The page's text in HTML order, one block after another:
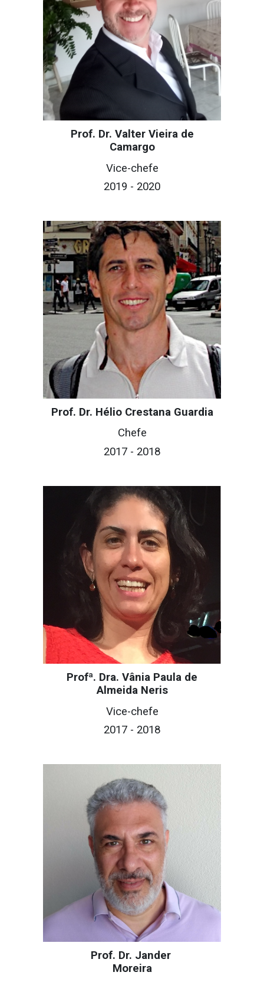
Prof. Dr. Valter Vieira de
Camargo
Vice-chefe
2019 - 2020
Prof. Dr. Hélio Crestana Guardia
Chefe
2017 - 2018
Profª. Dra. Vânia Paula de
Almeida Neris
Vice-chefe
2017 - 2018
Prof. Dr. Jander
Moreira